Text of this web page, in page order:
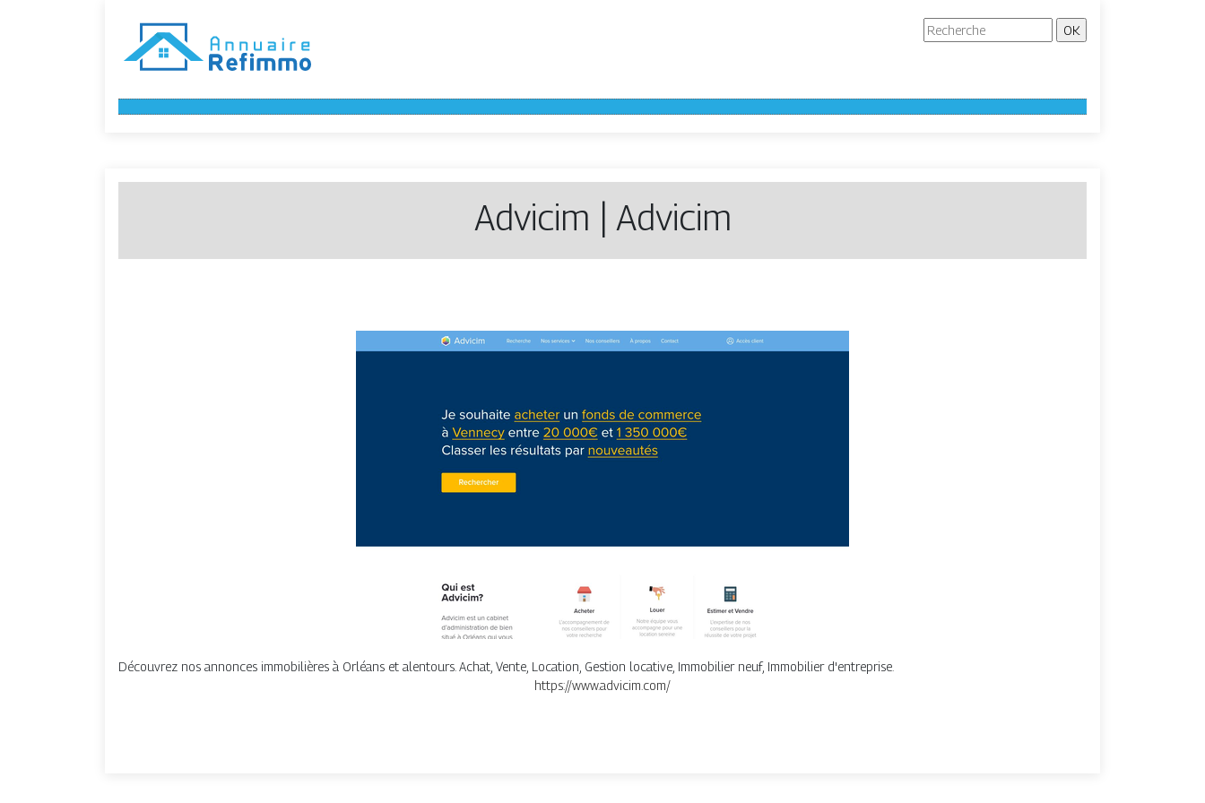
Advicim | Advicim
Découvrez nos annonces immobilières à Orléans et alentours. Achat, Vente, Location, Gestion locative, Immobilier neuf, Immobilier d'entreprise.
https://www.advicim.com/